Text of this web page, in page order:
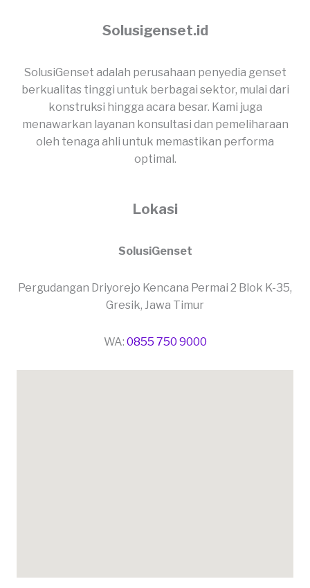
Solusigenset.id
SolusiGenset adalah perusahaan penyedia genset
berkualitas tinggi untuk berbagai sektor, mulai dari
konstruksi hingga acara besar. Kami juga
menawarkan layanan konsultasi dan pemeliharaan
oleh tenaga ahli untuk memastikan performa
optimal.
Lokasi
SolusiGenset
Pergudangan Driyorejo Kencana Permai 2 Blok K-35,
Gresik, Jawa Timur
WA: 0855 750 9000